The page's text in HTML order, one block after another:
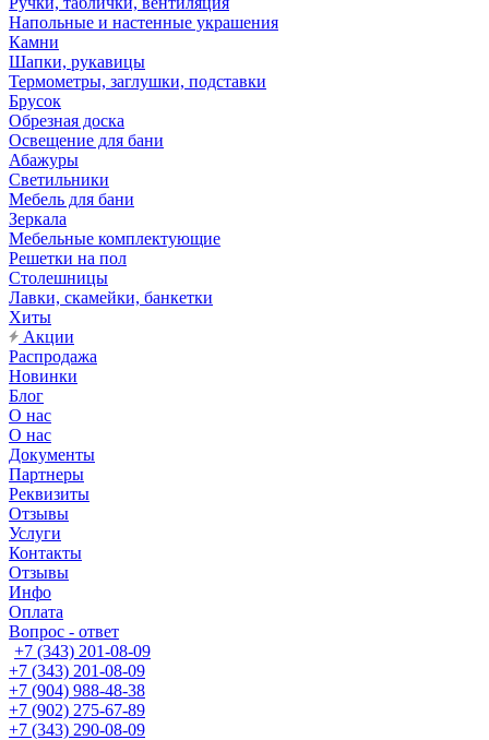
Напольные и настенные украшения
Камни
Шапки, рукавицы
Термометры, заглушки, подставки
Брусок
Обрезная доска
Освещение для бани
Абажуры
Светильники
Мебель для бани
Зеркала
Мебельные комплектующие
Решетки на пол
Столешницы
Лавки, скамейки, банкетки
Хиты
Акции
Распродажа
Новинки
Блог
О нас
О нас
Документы
Партнеры
Реквизиты
Отзывы
Услуги
Контакты
Отзывы
Инфо
Оплата
Вопрос - ответ
+7 (343) 201-08-09
+7 (343) 201-08-09
+7 (904) 988-48-38
+7 (902) 275-67-89
+7 (343) 290-08-09